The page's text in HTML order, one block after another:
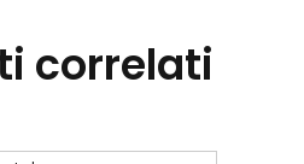
correlati